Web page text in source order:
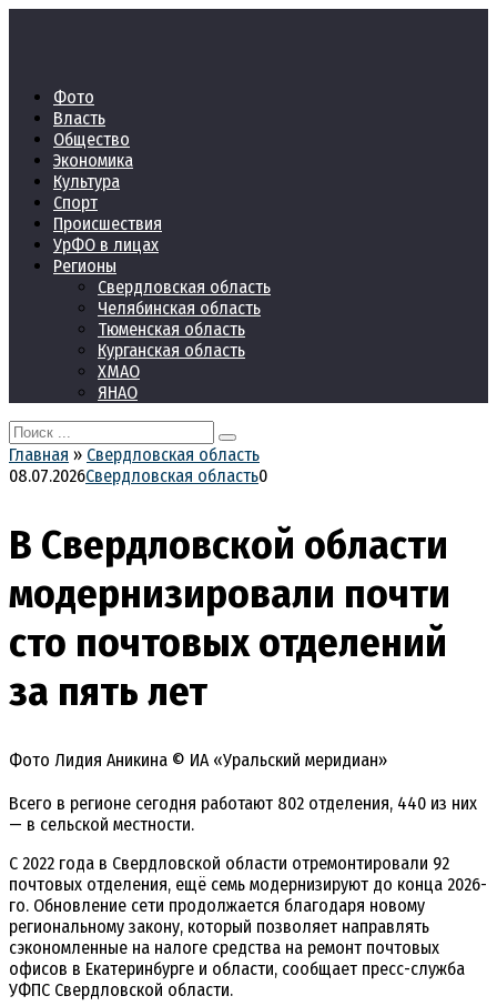
Фото
Власть
Общество
Экономика
Культура
Спорт
Происшествия
УрФО в лицах
Регионы
Свердловская область
Челябинская область
Тюменская область
Курганская область
ХМАО
ЯНАО
Search
for:
Главная » Свердловская область
08.07.2026Свердловская область0
В Свердловской области
модернизировали почти
сто почтовых отделений
за пять лет
Фото Лидия Аникина © ИА «Уральский меридиан»
Всего в регионе сегодня работают 802 отделения, 440 из них
— в сельской местности.
С 2022 года в Свердловской области отремонтировали 92
почтовых отделения, ещё семь модернизируют до конца 2026-
го. Обновление сети продолжается благодаря новому
региональному закону, который позволяет направлять
сэкономленные на налоге средства на ремонт почтовых
офисов в Екатеринбурге и области, сообщает пресс-служба
УФПС Свердловской области.